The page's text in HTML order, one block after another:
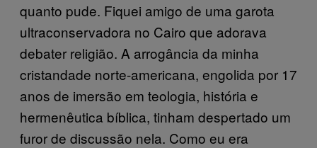
quanto pude. Fiquei amigo de uma garota
ultraconservadora no Cairo que adorava
debater religião. A arrogância da minha
cristandade norte-americana, engolida por 17
anos de imersão em teologia, história e
hermenêutica bíblica, tinham despertado um
furor de discussão nela. Como eu era